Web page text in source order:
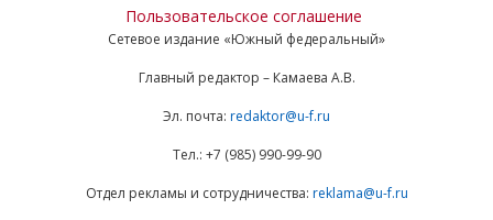
Пользовательское соглашение
Сетевое издание «Южный федеральный»
Главный редактор – Камаева А.В.
Эл. почта: redaktor@u-f.ru
Тел.: +7 (985) 990-99-90
Отдел рекламы и сотрудничества: reklama@u-f.ru